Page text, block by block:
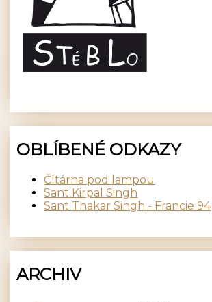
OBLÍBENÉ ODKAZY
Čítárna pod lampou
Sant Kirpal Singh
Sant Thakar Singh - Francie 94
ARCHIV